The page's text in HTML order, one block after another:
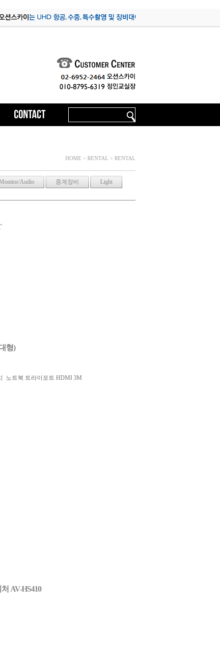
HOME > RENTAL > RENTAL
Audio 중계장비 Light
형)
노트북 트라이포트 HDMI 3M
AV-HS410